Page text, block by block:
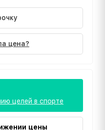
цена?
целей в спорте
цены